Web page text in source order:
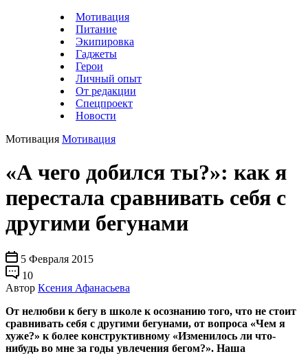
Мотивация
Питание
Экипировка
Гаджеты
Герои
Личный опыт
От редакции
Спецпроект
Новости
Мотивация Мотивация
«А чего добился ты?»: как я
перестала сравнивать себя с
другими бегунами
5 Февраля 2015
10
Автор Ксения Афанасьева
От нелюбви к бегу в школе к осознанию того, что не стоит
сравнивать себя с другими бегунами, от вопроса «Чем я
хуже?» к более конструктивному «Изменилось ли что-
нибудь во мне за годы увлечения бегом?». Наша